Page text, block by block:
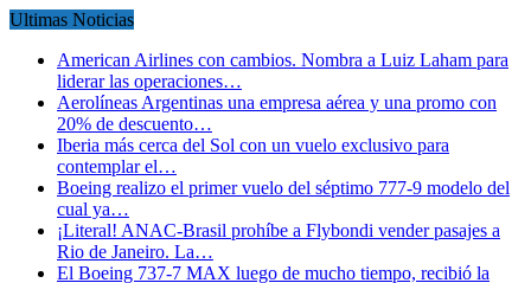
Ultimas Noticias
American Airlines con cambios. Nombra a Luiz Laham para
liderar las operaciones…
Aerolíneas Argentinas una empresa aérea y una promo con
20% de descuento…
Iberia más cerca del Sol con un vuelo exclusivo para
contemplar el…
Boeing realizo el primer vuelo del séptimo 777-9 modelo del
cual ya…
¡Literal! ANAC-Brasil prohíbe a Flybondi vender pasajes a
Rio de Janeiro. La…
El Boeing 737-7 MAX luego de mucho tiempo, recibió la